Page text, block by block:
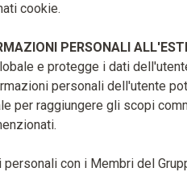
cookie.
PERSONALI
e protegge i dati
personali dell'utente
per raggiungere gli scopi
con i Membri del